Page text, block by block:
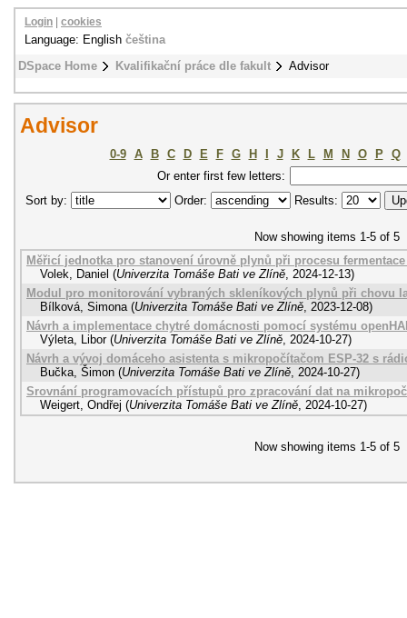
DSpace Home Kvalifikační práce dle fakult Advisor
Login cookies
Language: English čeština
Advisor
0-9 A B C D E F G H J K L M N O P
Q
Or enter first few letters:
Sort by:
Order: Results:
Now showing items 1-5 of 5
Měřicí jednotka pro stanovení úrovně plynů při procesu
Volek, Daniel (Univerzita Tomáše Bati ve Zlíně, 2024-12-13)
Modul pro monitorování vybraných skleníkových plynů při chovu
Bílková, Simona (Univerzita Tomáše Bati ve Zlíně, 2023-12-08)
Návrh a implementace chytré domácnosti pomocí systému
Výleta, Libor (Univerzita Tomáše Bati ve Zlíně, 2024-10-27)
Návrh a vývoj domáceho asistenta s mikropočítačom ESP-32 s
Bučka, Šimon (Univerzita Tomáše Bati ve Zlíně, 2024-10-27)
Srovnání programovacích přístupů pro zpracování dat na
Weigert, Ondřej (Univerzita Tomáše Bati ve Zlíně, 2024-10-27)
Now showing items 1-5 of 5